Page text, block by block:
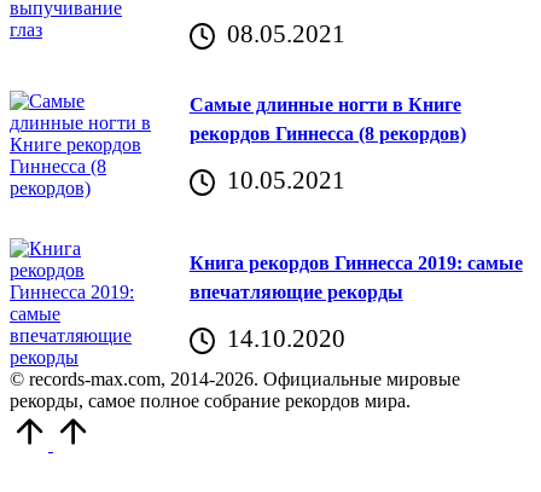
08.05.2021
Самые длинные ногти в Книге
рекордов Гиннесса (8 рекордов)
10.05.2021
Книга рекордов Гиннесса 2019: самые
впечатляющие рекорды
14.10.2020
© records-max.com, 2014-2026. Официальные мировые
рекорды, самое полное собрание рекордов мира.